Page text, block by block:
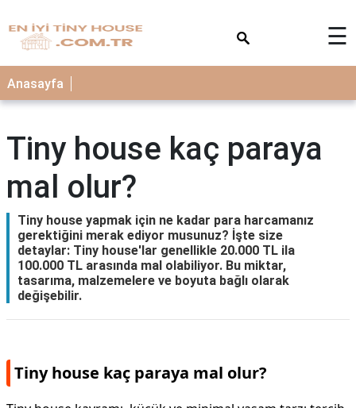
☰
Anasayfa
Tiny house kaç paraya
mal olur?
Tiny house yapmak için ne kadar para harcamanız
gerektiğini merak ediyor musunuz? İşte size
detaylar: Tiny house'lar genellikle 20.000 TL ila
100.000 TL arasında mal olabiliyor. Bu miktar,
tasarıma, malzemelere ve boyuta bağlı olarak
değişebilir.
Tiny house kaç paraya mal olur?